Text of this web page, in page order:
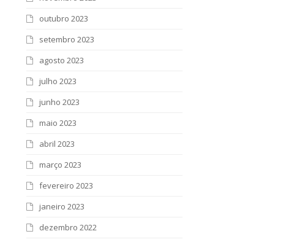
outubro 2023
setembro 2023
agosto 2023
julho 2023
junho 2023
maio 2023
abril 2023
março 2023
fevereiro 2023
janeiro 2023
dezembro 2022